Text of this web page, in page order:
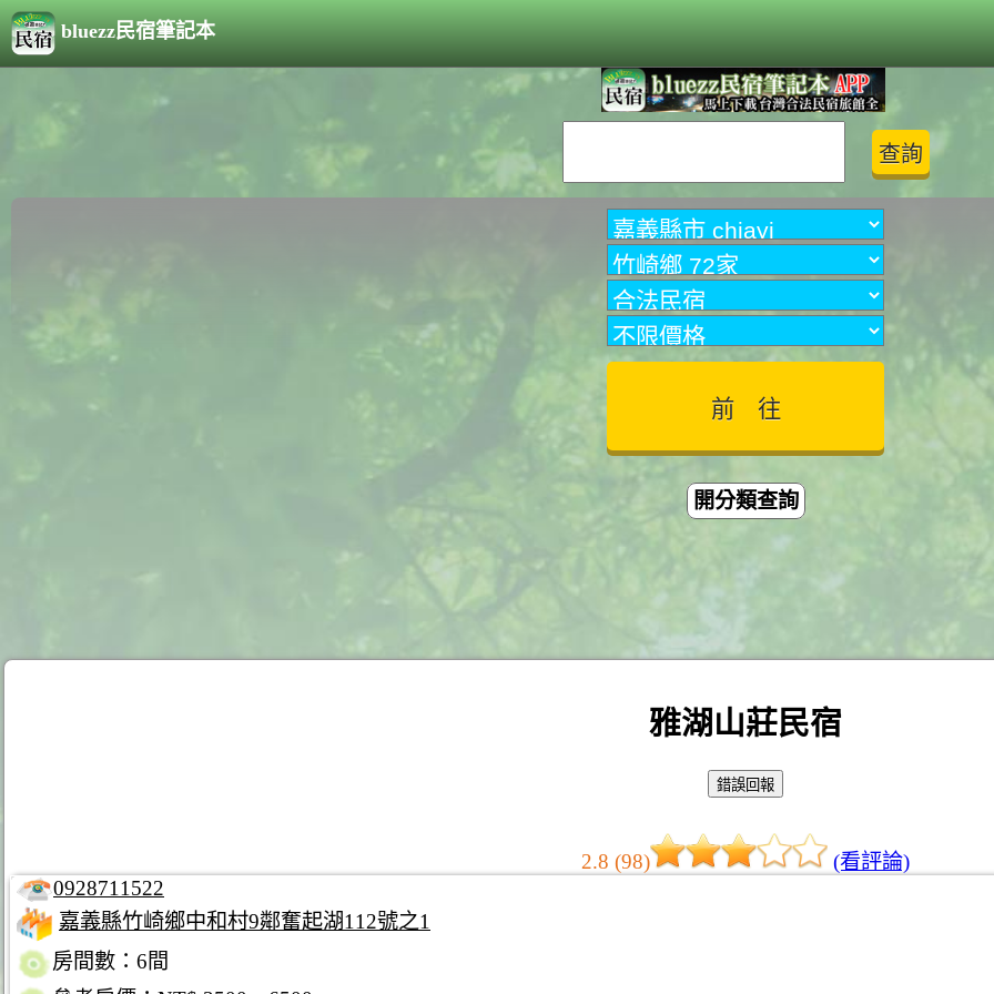
bluezz民宿筆記本
開分類查詢
雅湖山莊民宿
2.8 (98)
(看評論)
0928711522
嘉義縣竹崎鄉中和村9鄰奮起湖112號之1
房間數：6間